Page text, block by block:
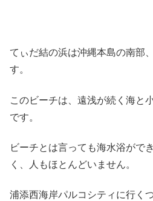
てぃだ結の浜は沖縄本島の南部
す。
このビーチは、遠浅が続く海と
です。
ビーチとは言っても海水浴がで
く、人もほとんどいません。
浦添西海岸パルコシティに行く